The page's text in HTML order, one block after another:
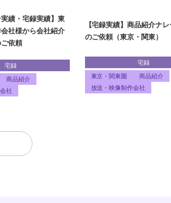
実績・宅録実績】東
社様から会社紹介
依頼
宅録
商品紹介
社
【宅録実績】商品紹介ナ
のご依頼（東京・関東）
宅録
東京・関東圏
商品紹介
放送・映像制作会社